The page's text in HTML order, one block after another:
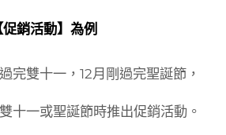
銷活動】為例
完雙十一，12月剛過完聖誕節，
十一或聖誕節時推出促銷活動。